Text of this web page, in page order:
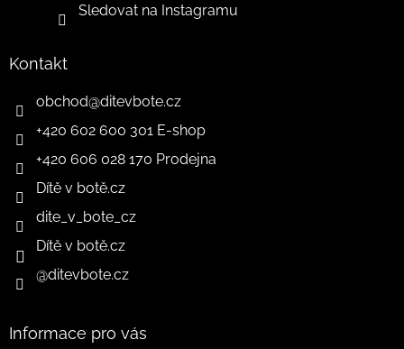
Sledovat na Instagramu
Kontakt
obchod@ditevbote.cz
+420 602 600 301 E-shop
+420 606 028 170 Prodejna
Dítě v botě.cz
dite_v_bote_cz
Dítě v botě.cz
@ditevbote.cz
Informace pro vás